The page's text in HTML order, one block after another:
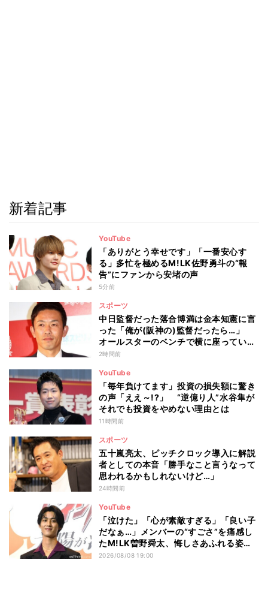
新着記事
YouTube
「ありがとう幸せです」「一番安心す
る」多忙を極めるM!LK佐野勇斗の“報
告”にファンから安堵の声
5分前
スポーツ
中日監督だった落合博満は金本知憲に言
った「俺が(阪神の)監督だったら…」
オールスターのベンチで横に座っていた
赤星憲広が聞いた会話とは
2時間前
YouTube
「毎年負けてます」投資の損失額に驚き
の声「ええ～!?」 “逆億り人”水谷隼が
それでも投資をやめない理由とは
11時間前
スポーツ
五十嵐亮太、ピッチクロック導入に解説
者としての本音「勝手なこと言うなって
思われるかもしれないけど…」
24時間前
YouTube
「泣けた」「心が素敵すぎる」「良い子
だなぁ…」メンバーの“すごさ”を痛感し
たM!LK曽野舜太、悔しさあふれる姿に
ファン感動
2026/08/08 19:00